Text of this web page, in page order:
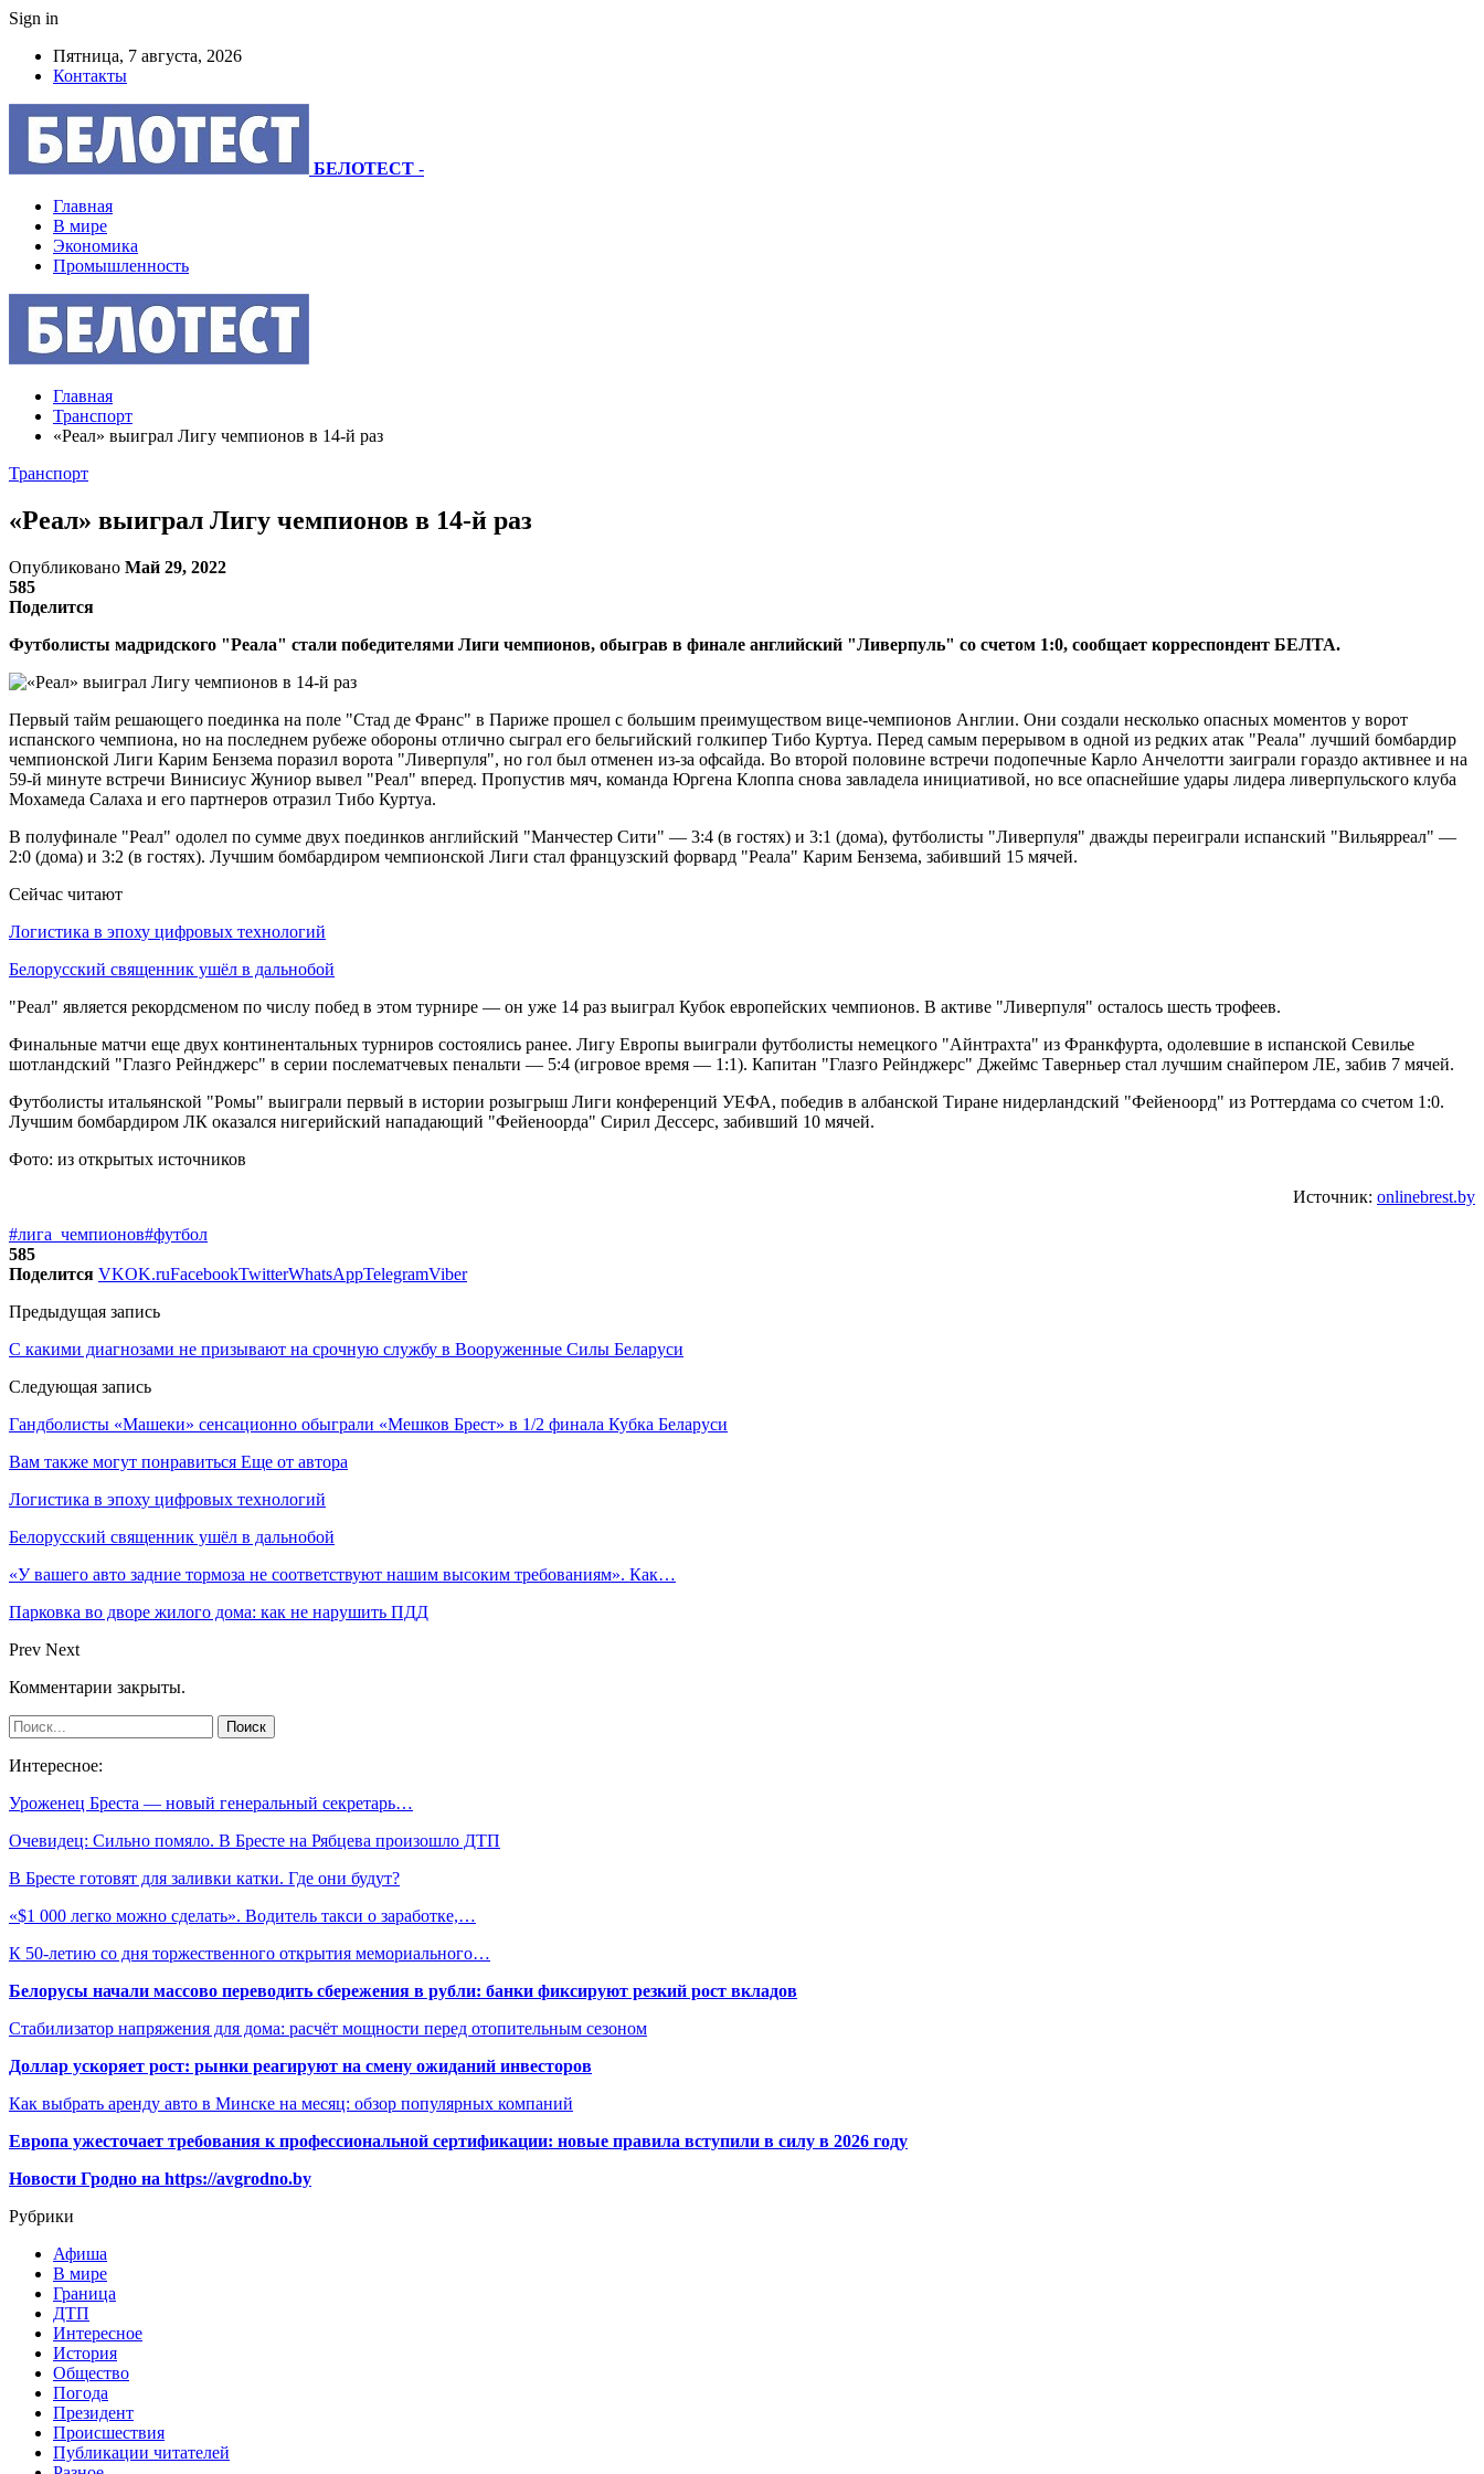
Sign in
Пятница, 7 августа, 2026
Контакты
БЕЛОТЕСТ -
Главная
В мире
Экономика
Промышленность
Главная
Транспорт
«Реал» выиграл Лигу чемпионов в 14-й раз
Транспорт
«Реал» выиграл Лигу чемпионов в 14-й раз
Опубликовано Май 29, 2022
585
Поделится
Футболисты мадридского "Реала" стали победителями Лиги чемпионов, обыграв в финале английский "Ливерпуль" со счетом 1:0, сообщает корреспондент БЕЛТА.
Первый тайм решающего поединка на поле "Стад де Франс" в Париже прошел с большим преимуществом вице-чемпионов Англии. Они создали несколько опасных моментов у ворот
испанского чемпиона, но на последнем рубеже обороны отлично сыграл его бельгийский голкипер Тибо Куртуа. Перед самым перерывом в одной из редких атак "Реала" лучший бомбардир
чемпионской Лиги Карим Бензема поразил ворота "Ливерпуля", но гол был отменен из-за офсайда. Во второй половине встречи подопечные Карло Анчелотти заиграли гораздо активнее и на
59-й минуте встречи Винисиус Жуниор вывел "Реал" вперед. Пропустив мяч, команда Юргена Клоппа снова завладела инициативой, но все опаснейшие удары лидера ливерпульского клуба
Мохамеда Салаха и его партнеров отразил Тибо Куртуа.
В полуфинале "Реал" одолел по сумме двух поединков английский "Манчестер Сити" — 3:4 (в гостях) и 3:1 (дома), футболисты "Ливерпуля" дважды переиграли испанский "Вильярреал" —
2:0 (дома) и 3:2 (в гостях). Лучшим бомбардиром чемпионской Лиги стал французский форвард "Реала" Карим Бензема, забивший 15 мячей.
Сейчас читают
Логистика в эпоху цифровых технологий
Белорусский священник ушёл в дальнобой
"Реал" является рекордсменом по числу побед в этом турнире — он уже 14 раз выиграл Кубок европейских чемпионов. В активе "Ливерпуля" осталось шесть трофеев.
Финальные матчи еще двух континентальных турниров состоялись ранее. Лигу Европы выиграли футболисты немецкого "Айнтрахта" из Франкфурта, одолевшие в испанской Севилье
шотландский "Глазго Рейнджерс" в серии послематчевых пенальти — 5:4 (игровое время — 1:1). Капитан "Глазго Рейнджерс" Джеймс Таверньер стал лучшим снайпером ЛЕ, забив 7 мячей.
Футболисты итальянской "Ромы" выиграли первый в истории розыгрыш Лиги конференций УЕФА, победив в албанской Тиране нидерландский "Фейеноорд" из Роттердама со счетом 1:0.
Лучшим бомбардиром ЛК оказался нигерийский нападающий "Фейеноорда" Сирил Дессерс, забивший 10 мячей.
Фото: из открытых источников
Источник: onlinebrest.by
#лига_чемпионов#футбол
585
Поделится VKOK.ruFacebookTwitterWhatsAppTelegramViber
Предыдущая запись
С какими диагнозами не призывают на срочную службу в Вооруженные Силы Беларуси
Следующая запись
Гандболисты «Машеки» сенсационно обыграли «Мешков Брест» в 1/2 финала Кубка Беларуси
Вам также могут понравиться Еще от автора
Логистика в эпоху цифровых технологий
Белорусский священник ушёл в дальнобой
«У вашего авто задние тормоза не соответствуют нашим высоким требованиям». Как…
Парковка во дворе жилого дома: как не нарушить ПДД
Prev Next
Комментарии закрыты.
Интересное:
Уроженец Бреста — новый генеральный секретарь…
Очевидец: Сильно помяло. В Бресте на Рябцева произошло ДТП
В Бресте готовят для заливки катки. Где они будут?
«$1 000 легко можно сделать». Водитель такси о заработке,…
К 50-летию со дня торжественного открытия мемориального…
Белорусы начали массово переводить сбережения в рубли: банки фиксируют резкий рост вкладов
Стабилизатор напряжения для дома: расчёт мощности перед отопительным сезоном
Доллар ускоряет рост: рынки реагируют на смену ожиданий инвесторов
Как выбрать аренду авто в Минске на месяц: обзор популярных компаний
Европа ужесточает требования к профессиональной сертификации: новые правила вступили в силу в 2026 году
Новости Гродно на https://avgrodno.by
Рубрики
Афиша
В мире
Граница
ДТП
Интересное
История
Общество
Погода
Президент
Происшествия
Публикации читателей